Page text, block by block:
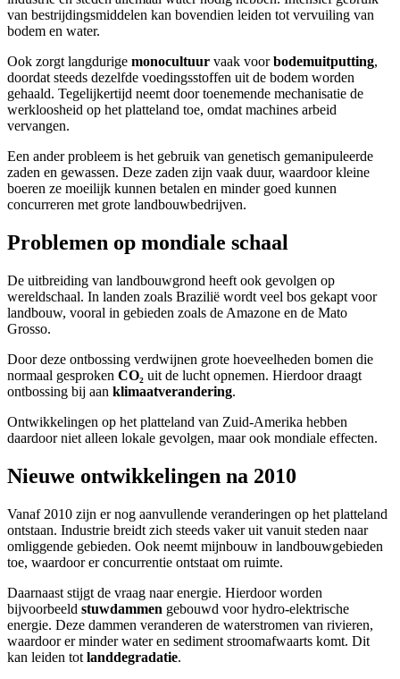
van bestrijdingsmiddelen kan bovendien leiden tot vervuiling van
bodem en water.
Ook zorgt langdurige monocultuur vaak voorbodemuitputting,
doordat steeds dezelfde voedingsstoffen uit de bodem worden
gehaald. Tegelijkertijd neemt door toenemende mechanisatie de
werkloosheid op het platteland toe, omdat machines arbeid
vervangen.
Een ander probleem is het gebruik van genetisch gemanipuleerde
zaden en gewassen. Deze zaden zijn vaak duur, waardoor kleine
boeren ze moeilijk kunnen betalen en minder goed kunnen
concurreren met grote landbouwbedrijven.
Problemen op mondiale schaal
De uitbreiding van landbouwgrond heeft ook gevolgen op
wereldschaal. In landen zoals Brazilië wordt veel bos gekapt voor
landbouw, vooral in gebieden zoals de Amazone en de Mato
Grosso.
Door deze ontbossing verdwijnen grote hoeveelheden bomen die
normaal gesproken CO₂ uit de lucht opnemen. Hierdoor draagt
ontbossing bij aan klimaatverandering.
Ontwikkelingen op het platteland van Zuid-Amerika hebben
daardoor niet alleen lokale gevolgen, maar ook mondiale effecten.
Nieuwe ontwikkelingen na 2010
Vanaf 2010 zijn er nog aanvullende veranderingen op het platteland
ontstaan. Industrie breidt zich steeds vaker uit vanuit steden naar
omliggende gebieden. Ook neemt mijnbouw in landbouwgebieden
toe, waardoor er concurrentie ontstaat om ruimte.
Daarnaast stijgt de vraag naar energie. Hierdoor worden
bijvoorbeeld stuwdammen gebouwd voor hydro-elektrische
energie. Deze dammen veranderen de waterstromen van rivieren,
waardoor er minder water en sediment stroomafwaarts komt. Dit
kan leiden tot landdegradatie.